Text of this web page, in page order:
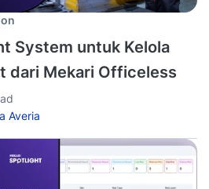
System untuk Kelola
dari Mekari Officeless
Averia